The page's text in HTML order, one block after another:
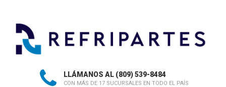
LLÁMANOS AL (809) 539-8484
CON MÁS DE 17 SUCURSALES EN TODO EL PAÍS